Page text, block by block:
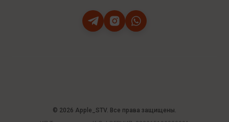
© 2026 Apple_STV. Все права защищены.